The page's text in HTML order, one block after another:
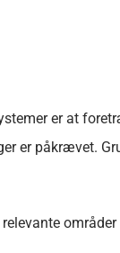
er at
er påkrævet.
områder